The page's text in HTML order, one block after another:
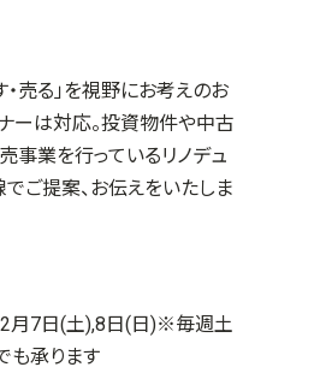
・売る」を視野にお考えのお
ーは対応。投資物件や中古
事業を行っているリノデュ
ご提案、お伝えをいたしま
月7日(土),8日(日)※毎週土
も承ります